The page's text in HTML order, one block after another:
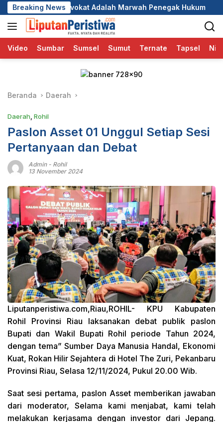
Langsung
ke
konten
Breaking News
Marwah Penegak Hukum DPC GRIB Jaya
Video Sumbar Sumsel Sumut Ternate Tapsel
Beranda Daerah
Daerah Rohil
Paslon Asset 01 Unggul Setiap Sesi
Pertanyaan dan Debat
Admin- Rohil
13 November 2024
Liputanperistiwa.com,Riau,ROHIL- KPU Kabupaten
Rohil Provinsi Riau laksanakan debat publik paslon
Bupati dan Wakil Bupati Rohil periode Tahun 2024,
dengan tema” Sumber Daya Manusia Handal, Ekonomi
Kuat, Rokan Hilir Sejahtera di Hotel The Zuri, Pekanbaru
Provinsi Riau, Selasa 12/11/2024, Pukul 20.00 Wib.
Saat sesi pertama, paslon Asset memberikan jawaban
dari moderator, Selama kami menjabat, kami telah
melakukan kerjasama dengan investor dari Jepang.